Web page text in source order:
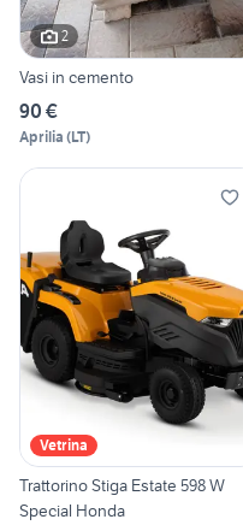
2
Vasi in cemento
90 €
Aprilia (LT)
Vetrina
Trattorino Stiga Estate 598 W
Special Honda